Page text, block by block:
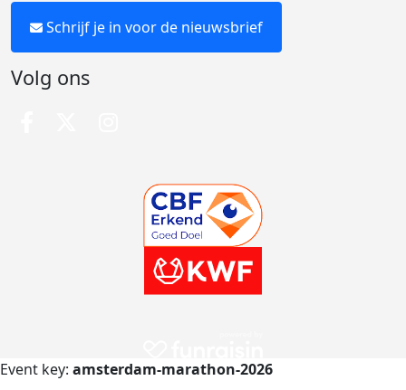
Schrijf je in voor de nieuwsbrief
Volg ons
Event key: amsterdam-marathon-2026